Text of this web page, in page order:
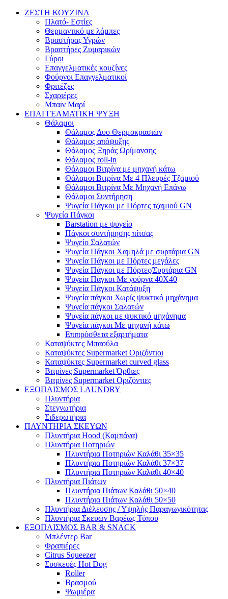
ΖΕΣΤΗ ΚΟΥΖΙΝΑ
Πλατό- Εστίες
Θερμαντικό με λάμπες
Βραστήρας Υγρών
Βραστήρες Ζυμαρικών
Γύροι
Επαγγελματικές κουζίνες
Φούρνοι Επαγγελματικοί
Φριτέζες
Σχαριέρες
Μπαιν Μαρί
ΕΠΑΓΓΕΛΜΑΤΙΚΗ ΨΥΞΗ
Θάλαμοι
Θάλαμος Δυο Θερμοκρασιών
Θάλαμος απόψυξης
Θάλαμος Ξηράς Ωρίμανσης
Θάλαμος roll-in
Θάλαμοι Βιτρίνα με μηχανή κάτω
Θάλαμοι Βιτρίνα Με 4 Πλευρές Τζαμιού
Θάλαμοι Βιτρίνα Με Μηχανή Επάνω
Θάλαμοι Συντήρηση
Ψυγεία Πάγκοι με Πόρτες τζαμιού GN
Ψυγεία Πάγκοι
Barstation με ψυγείο
Πάγκοι συντήρησης πίτσας
Ψυγείο Σαλατών
Ψυγεία Πάγκοι Χαμηλά με συρτάρια GN
Ψυγεία Πάγκοι με Πόρτες μεγάλες
Ψυγεία Πάγκοι με Πόρτες/Συρτάρια GN
Ψυγεία Πάγκοι Με γούρνα 40Χ40
Ψυγεία Πάγκοι Κατάψυξη
Ψυγεία πάγκοι Χωρίς ψυκτικό μηχάνημα
Ψυγεία πάγκοι Σαλατών
Ψυγεία πάγκοι με ψυκτικό μηχάνημα
Ψυγεία πάγκοι Με μηχανή κάτω
Επιπρόσθετα εξαρτήματα
Καταψύκτες Μπαούλα
Καταψύκτες Supermarket Οριζόντιοι
Καταψύκτες Supermarket curved glass
Βιτρίνες Supermarket Όρθιες
Βιτρίνες Supermarket Οριζόντιες
ΕΞΟΠΛΙΣΜΟΣ LAUNDRY
Πλυντήρια
Στεγνωτήρια
Σιδερωτήρια
ΠΛΥΝΤΗΡΙΑ ΣΚΕΥΩΝ
Πλυντήρια Hood (Καμπάνα)
Πλυντήρια Ποτηριών
Πλυντήρια Ποτηριών Καλάθι 35×35
Πλυντήρια Ποτηριών Καλάθι 37×37
Πλυντήρια Ποτηριών Καλάθι 40×40
Πλυντήρια Πιάτων
Πλυντήρια Πιάτων Καλάθι 50×40
Πλυντήρια Πιάτων Καλάθι 50×50
Πλυντήρια Διέλευσης / Υψηλής Παραγωγικότητας
Πλυντήρια Σκευών Βαρέως Τύπου
ΕΞΟΠΛΙΣΜΟΣ BAR & SNACK
Μπλέντερ Bar
Φραπιέρες
Citrus Squeezer
Συσκευές Hot Dog
Roller
Βρασμού
Ψωμιέρα